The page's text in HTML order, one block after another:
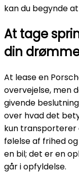
kan du begynde
At tage
din
At lease en
overvejelse, men
givende
over hvad det
kun transporterer
følelse af frihed
en bil; det er en
går i opfyldelse.